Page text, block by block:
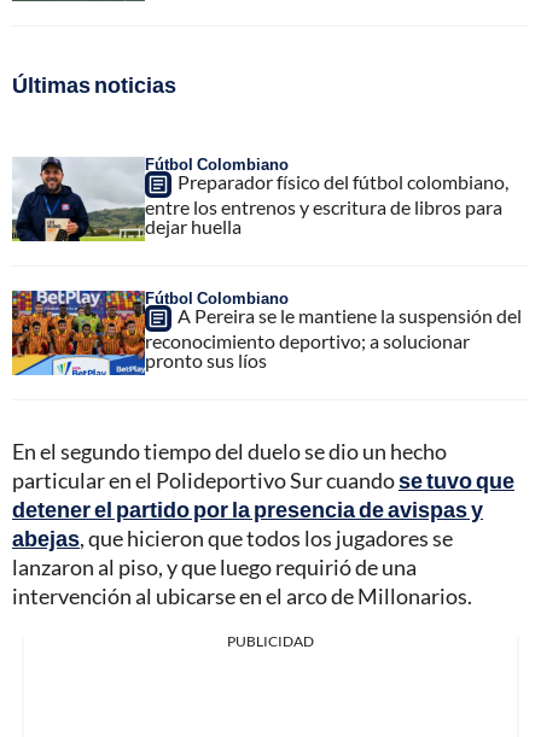
Últimas noticias
Fútbol Colombiano
Preparador físico del fútbol colombiano,
entre los entrenos y escritura de libros para
dejar huella
Fútbol Colombiano
A Pereira se le mantiene la suspensión del
reconocimiento deportivo; a solucionar
pronto sus líos
En el segundo tiempo del duelo se dio un hecho
particular en el Polideportivo Sur cuandose tuvo que
detener el partido por la presencia de avispas y
abejas, que hicieron que todos los jugadores se
lanzaron al piso, y que luego requirió de una
intervención al ubicarse en el arco de Millonarios.
PUBLICIDAD